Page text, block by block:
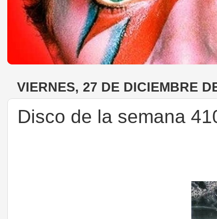
VIERNES, 27 DE DICIEMBRE
Disco de la semana